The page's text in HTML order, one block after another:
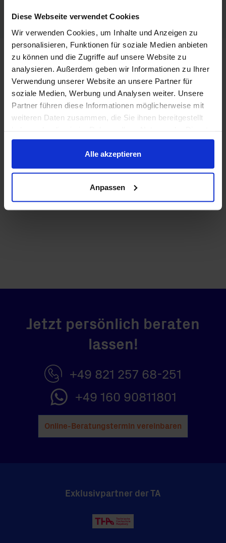
Diese Webseite verwendet Cookies
Wir verwenden Cookies, um Inhalte und Anzeigen zu
personalisieren, Funktionen für soziale Medien anbieten
zu können und die Zugriffe auf unsere Website zu
analysieren. Außerdem geben wir Informationen zu Ihrer
Verwendung unserer Website an unsere Partner für
soziale Medien, Werbung und Analysen weiter. Unsere
Partner führen diese Informationen möglicherweise mit
weiteren Daten zusammen, die Sie ihnen bereitgestellt
gesammelt haben.
Alle akzeptieren
Anpassen
Jetzt persönlich beraten
lassen!
+49 821 257 68-251
+49 160 90811801
Online-Beratungstermin vereinbaren
Exklusivpartner der TA